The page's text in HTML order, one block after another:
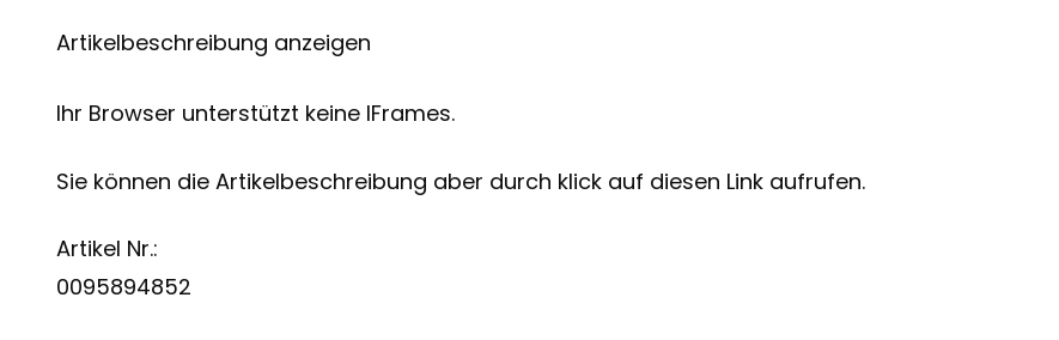
Artikelbeschreibung anzeigen
Ihr Browser unterstützt keine IFrames.
Sie können die Artikelbeschreibung aber durch klick auf diesen Link aufrufen.
Artikel Nr.:
0095894852